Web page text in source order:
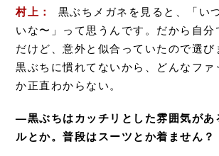
村上：
黒ぶちメガネを見ると、「い
いな〜」って思うんです。だから自分
だけど、意外と似合っていたので選び
黒ぶちに慣れてないから、どんなファ
か正直わからない。
—黒ぶちはカッチリとした雰囲気があ
ルとか。普段はスーツとか着ません？